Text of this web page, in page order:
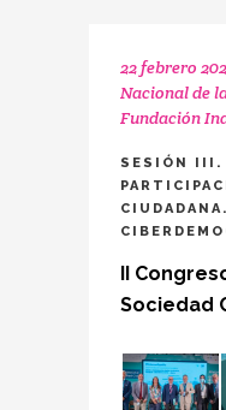
22 febrero
Nacional de
Fundación
SESIÓN III.
II
Sociedad